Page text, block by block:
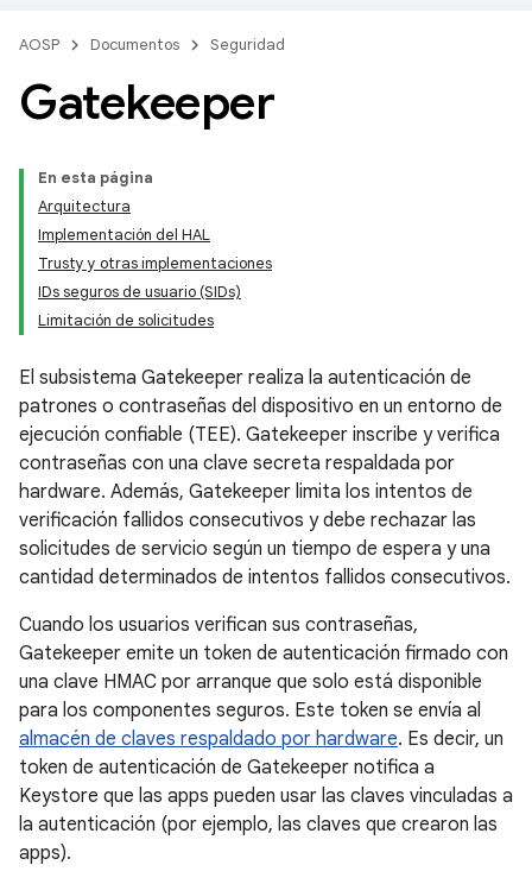
AOSP Documentos Seguridad
Gatekeeper
En esta página
Arquitectura
Implementación del HAL
Trusty y otras implementaciones
IDs seguros de usuario (SIDs)
Limitación de solicitudes
El subsistema Gatekeeper realiza la autenticación de
patrones o contraseñas del dispositivo en un entorno de
ejecución confiable (TEE). Gatekeeper inscribe y verifica
contraseñas con una clave secreta respaldada por
hardware. Además, Gatekeeper limita los intentos de
verificación fallidos consecutivos y debe rechazar las
solicitudes de servicio según un tiempo de espera y una
cantidad determinados de intentos fallidos consecutivos.
Cuando los usuarios verifican sus contraseñas,
Gatekeeper emite un token de autenticación firmado con
una clave HMAC por arranque que solo está disponible
para los componentes seguros. Este token se envía al
almacén de claves respaldado por hardware. Es decir, un
token de autenticación de Gatekeeper notifica a
Keystore que las apps pueden usar las claves vinculadas a
la autenticación (por ejemplo, las claves que crearon las
apps).